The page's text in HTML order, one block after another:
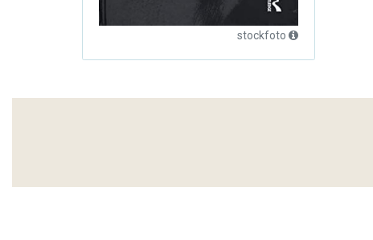
stockfoto